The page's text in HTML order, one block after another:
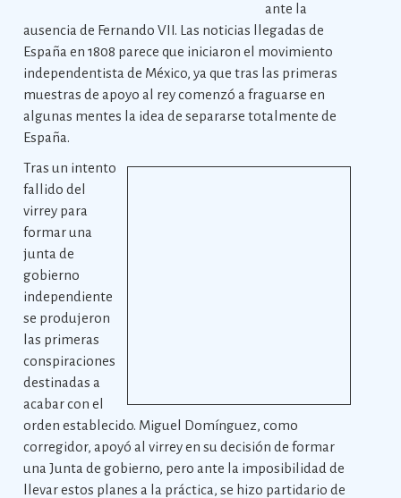
ante la
ausencia de Fernando VII. Las noticias llegadas de
España en 1808 parece que iniciaron el movimiento
independentista de México, ya que tras las primeras
muestras de apoyo al rey comenzó a fraguarse en
algunas mentes la idea de separarse totalmente de
España.
Tras un intento
fallido del
virrey para
formar una
junta de
gobierno
independiente
se produjeron
las primeras
conspiraciones
destinadas a
acabar con el
orden establecido. Miguel Domínguez, como
corregidor, apoyó al virrey en su decisión de formar
una Junta de gobierno, pero ante la imposibilidad de
llevar estos planes a la práctica, se hizo partidario de